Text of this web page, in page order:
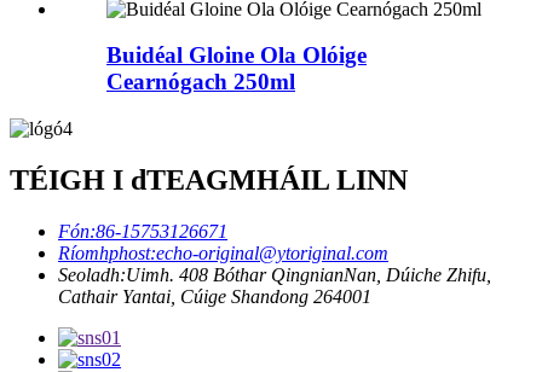
Buidéal Gloine Ola Olóige
Cearnógach 250ml
TÉIGH I dTEAGMHÁIL LINN
Fón:86-15753126671
Ríomhphost:echo-original@ytoriginal.com
Seoladh:Uimh. 408 Bóthar QingnianNan, Dúiche Zhifu,
Cathair Yantai, Cúige Shandong 264001